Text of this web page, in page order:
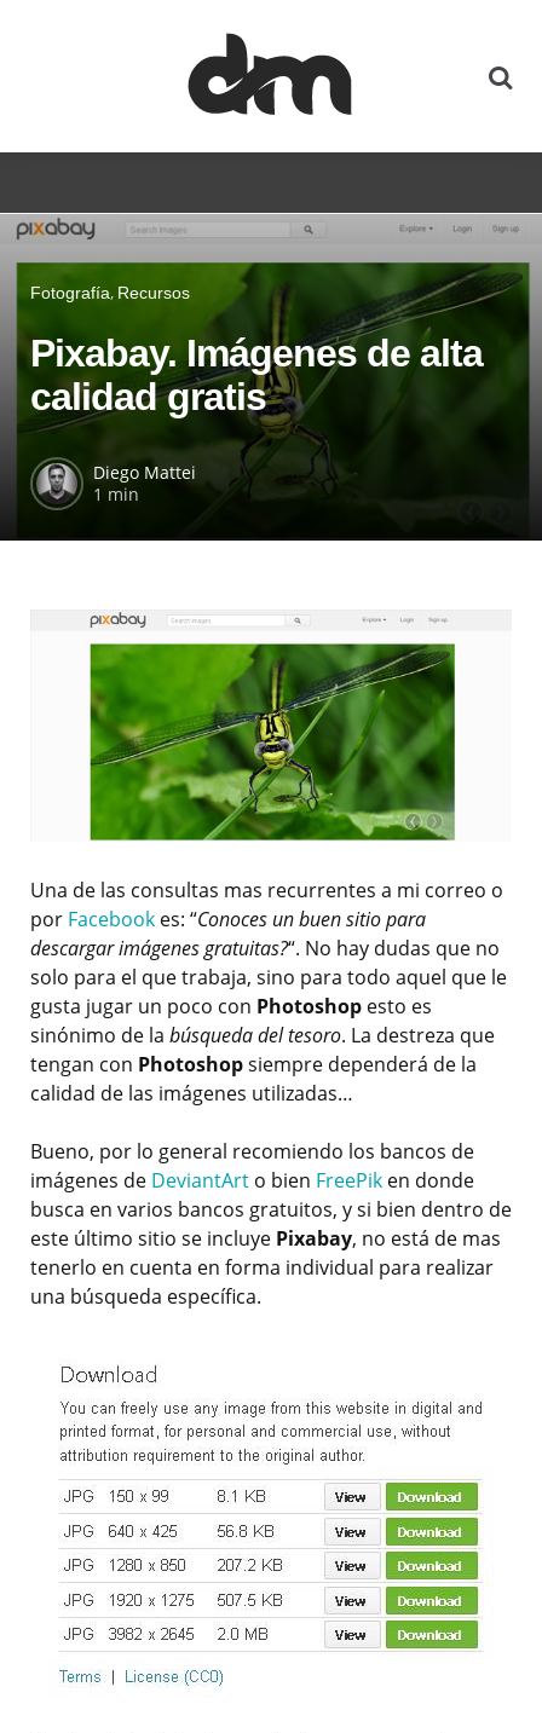
Fotografía Recursos
Pixabay. Imágenes de alta
calidad gratis
Diego Mattei
1 min
Una de las consultas mas recurrentes a mi correo o
por Facebook es: “Conoces un buen sitio para
descargar imágenes gratuitas?“. No hay dudas que no
solo para el que trabaja, sino para todo aquel que le
gusta jugar un poco con Photoshop esto es
sinónimo de la búsqueda del tesoro. La destreza que
tengan con Photoshopsiempre dependerá de la
calidad de las imágenes utilizadas…
Bueno, por lo general recomiendo los bancos de
imágenes de DeviantArt o bien FreePik en donde
busca en varios bancos gratuitos, y si bien dentro de
este último sitio se incluye Pixabay, no está de mas
tenerlo en cuenta en forma individual para realizar
una búsqueda específica.